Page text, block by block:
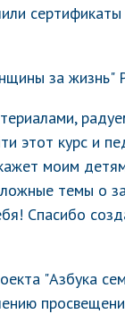
за жизнь"
этот курс и
моим
темы о
Спасибо
"Азбука